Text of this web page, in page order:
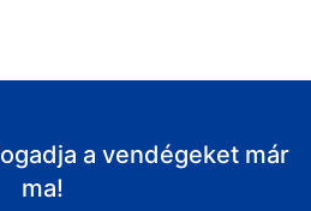
a vendégeket már
ma!